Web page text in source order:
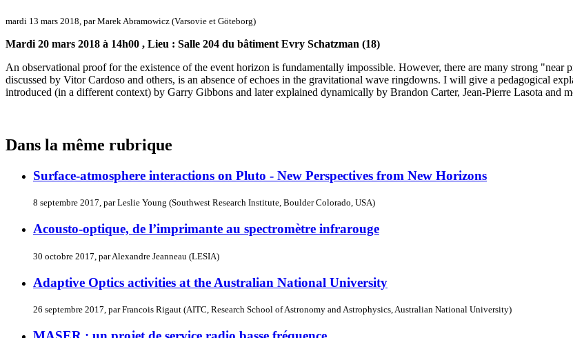
mardi 13 mars 2018, par Marek Abramowicz (Varsovie et Göteborg)
Mardi 20 mars 2018 à 14h00 , Lieu : Salle 204 du bâtiment Evry Schatzman (18)
An observational proof for the existence of the event horizon is fundamentally impossible. However, there are many strong
discussed by Vitor Cardoso and others, is an absence of echoes in the gravitational wave ringdowns. I will give a pedagogical
introduced (in a different context) by Garry Gibbons and later explained dynamically by Brandon Carter, Jean-Pierre Lasota and
Dans la même rubrique
Surface-atmosphere interactions on Pluto - New Perspectives from New Horizons
8 septembre 2017, par Leslie Young (Southwest Research Institute, Boulder Colorado, USA)
Acousto-optique, de l’imprimante au spectromètre infrarouge
30 octobre 2017, par Alexandre Jeanneau (LESIA)
Adaptive Optics activities at the Australian National University
26 septembre 2017, par Francois Rigaut (AITC, Research School of Astronomy and Astrophysics, Australian National University)